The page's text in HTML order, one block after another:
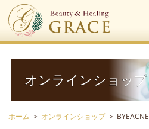
オンラインショップ
ホーム オンラインショップ